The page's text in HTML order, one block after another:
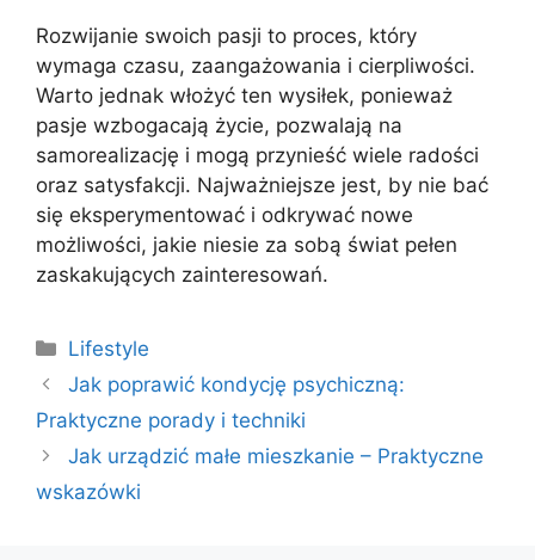
Rozwijanie swoich pasji to proces, który
wymaga czasu, zaangażowania i cierpliwości.
Warto jednak włożyć ten wysiłek, ponieważ
pasje wzbogacają życie, pozwalają na
samorealizację i mogą przynieść wiele radości
oraz satysfakcji. Najważniejsze jest, by nie bać
się eksperymentować i odkrywać nowe
możliwości, jakie niesie za sobą świat pełen
zaskakujących zainteresowań.
Kategorie
Lifestyle
Jak poprawić kondycję psychiczną:
Praktyczne porady i techniki
Jak urządzić małe mieszkanie – Praktyczne
wskazówki